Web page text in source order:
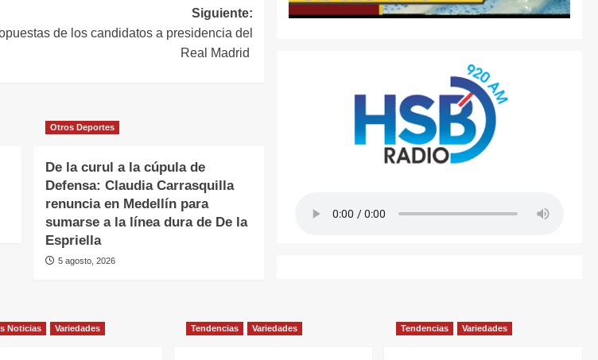
Siguiente:
de los candidatos a presidencia del
Real Madrid
Otros Deportes
De la curul a la cúpula de
Defensa: Claudia Carrasquilla
renuncia en Medellín para
sumarse a la línea dura de De la
Espriella
5 agosto, 2026
Noticias Variedades Tendencias Variedades Tendencias Variedades